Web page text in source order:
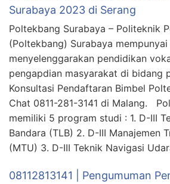
Surabaya 2023 di Serang
Poltekbang Surabaya – Politeknik
(Poltekbang) Surabaya
menyelenggarakan pendidikan
pengapdian masyarakat di bidang
Konsultasi Pendaftaran Bimbel
Chat 0811-281-3141 di Malang.
memiliki 5 program studi : 1. D-III
Bandara (TLB) 2. D-III Manajemen
(MTU) 3. D-III Teknik Navigasi
08112813141 | Pengumuman